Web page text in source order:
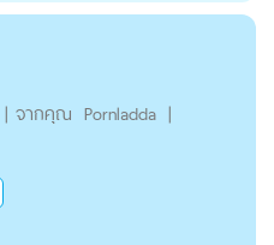
| จากคุณ Pornladda |